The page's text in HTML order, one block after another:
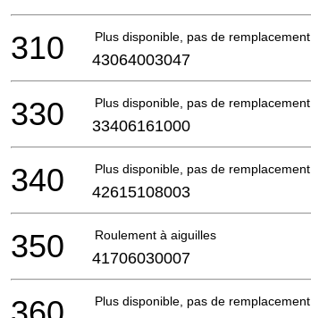
Plus disponible, pas de remplacement
310 43064003047
Plus disponible, pas de remplacement
330 33406161000
Plus disponible, pas de remplacement
340 42615108003
Roulement à aiguilles
350 41706030007
Plus disponible, pas de remplacement